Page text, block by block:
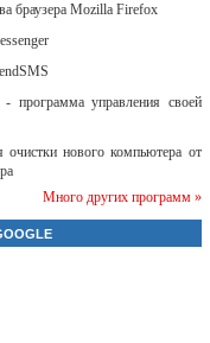
браузера Mozilla Firefox
- программа управления своей
очистки нового компьютера от
Много других программ »